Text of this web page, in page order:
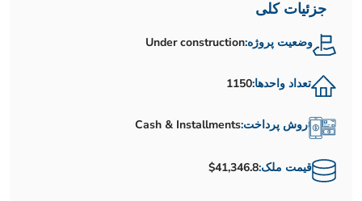
جزئیات کلی
وضعیت پروژه:Under construction
تعداد واحدها:1150
روش پرداخت:Cash & Installments
قیمت ملک:$41,346.8